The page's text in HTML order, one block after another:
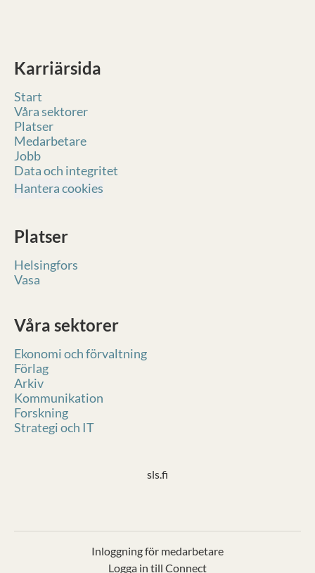
Karriärsida
Start
Våra sektorer
Platser
Medarbetare
Jobb
Data och integritet
Hantera cookies
Platser
Helsingfors
Vasa
Våra sektorer
Ekonomi och förvaltning
Förlag
Arkiv
Kommunikation
Forskning
Strategi och IT
sls.fi
Inloggning för medarbetare
Logga in till Connect